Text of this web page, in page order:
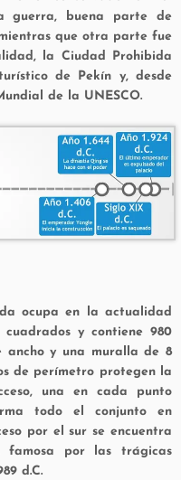
guerra, buena parte de
que otra parte fue
la Ciudad Prohibida
de Pekín y, desde
de la UNESCO.
ocupa en la actualidad
y contiene 980
ancho y una muralla de 8
de perímetro protegen la
una en cada punto
todo el conjunto en
por el sur se encuentra
famosa por las trágicas
d.C.